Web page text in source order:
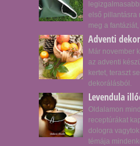
első pillantásra
meg a fantáziát,
Adventi
Már november
az adventi
kertet, teraszt
dekorálásból.
Levendula
Oldalamon
receptúrákat
dologra
témája